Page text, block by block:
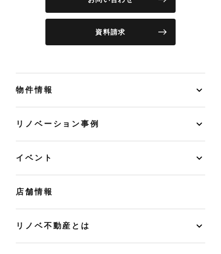
資料請求
物件情報
リノベーション事例
イベント
店舗情報
リノベ不動産とは